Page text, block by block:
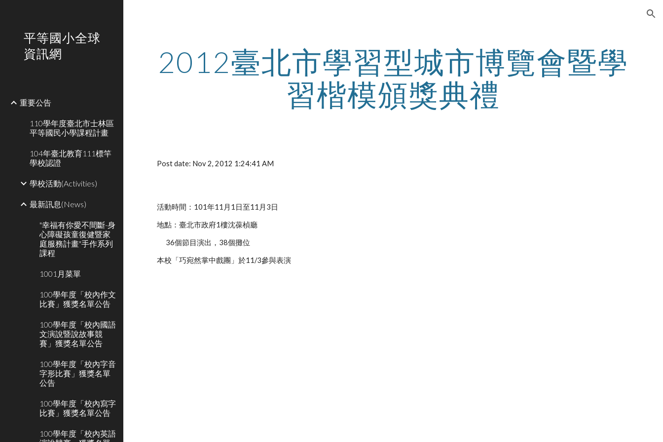
平等國小全球
資訊網
重要公告
110學年度臺北市士林區
平等國民小學課程計畫
104年臺北教育111標竿
學校認證
學校活動(Activities)
最新訊息(News)
"幸福有你愛不間斷-身
心障礙孩童復健暨家
庭服務計畫"手作系列
課程
1001月菜單
100學年度「校內作文
比賽」獲獎名單公告
100學年度「校內國語
文演說暨說故事競
賽」獲獎名單公告
100學年度「校內字音
字形比賽」獲獎名單
公告
100學年度「校內寫字
比賽」獲獎名單公告
100學年度「校內英語
2012臺北市學習型城市博覽會暨學
習楷模頒獎典禮
Post date: Nov 2, 2012 1:24:41 AM
活動時間：101年11月1日至11月3日
地點：臺北市政府1樓沈葆楨廳
      36個節目演出，38個攤位
本校「巧宛然掌中戲團」於11/3參與表演